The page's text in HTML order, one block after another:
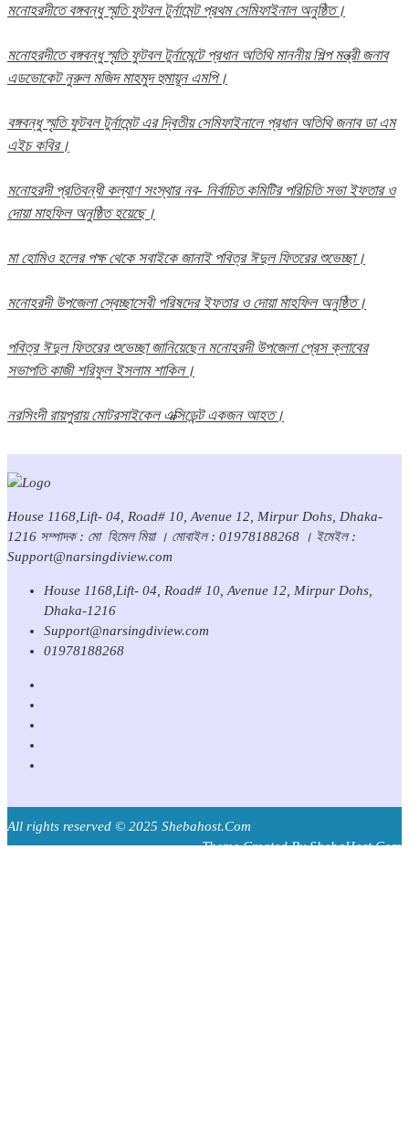
মনোহরদীতে বঙ্গবন্ধু স্মৃতি ফুটবল টুর্নামেন্ট প্রথম সেমিফাইনাল অনুষ্ঠিত।
মনোহরদীতে বঙ্গবন্ধু স্মৃতি ফুটবল টুর্নামেন্টে প্রধান অতিথি মাননীয় শিল্প মন্ত্রী জনাব
এডভোকেট নুরুল মজিদ মাহমুদ হুমায়ূন এমপি।
বঙ্গবন্ধু স্মৃতি ফুটবল টুর্নামেন্ট এর দ্বিতীয় সেমিফাইনালে প্রধান অতিথি জনাব ডা এম
এইচ কবির।
মনোহরদী প্রতিবন্ধী কল্যাণ সংস্থার নব- নির্বাচিত কমিটির পরিচিতি সভা ইফতার ও
দোয়া মাহফিল অনুষ্ঠিত হয়েছে।
মা হোমিও হলের পক্ষ থেকে সবাইকে জানাই পবিত্র ঈদুল ফিতরের শুভেচ্ছা।
মনোহরদী উপজেলা স্বেচ্ছাসেবী পরিষদের ইফতার ও দোয়া মাহফিল অনুষ্ঠিত।
পবিত্র ঈদুল ফিতরের শুভেচ্ছা জানিয়েছেন মনোহরদী উপজেলা প্রেস ক্লাবের
সভাপতি কাজী শরিফুল ইসলাম শাকিল।
নরসিংদী রায়পুরায় মোটরসাইকেল এক্সিডেন্ট একজন আহত।
House 1168,Lift- 04, Road# 10, Avenue 12, Mirpur Dohs, Dhaka-
1216 সম্পাদক : মো হিমেল মিয়া । মোবাইল : 01978188268 । ইমেইল :
Support@narsingdiview.com
House 1168,Lift- 04, Road# 10, Avenue 12, Mirpur Dohs,
Dhaka-1216
Support@narsingdiview.com
01978188268
All rights reserved © 2025 Shebahost.Com
Theme Created By ShebaHost.Com